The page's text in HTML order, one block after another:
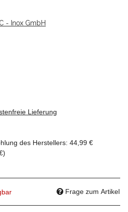
- Inox GmbH
Lieferung
des Herstellers: 44,99 €
)
Frage zum Artikel